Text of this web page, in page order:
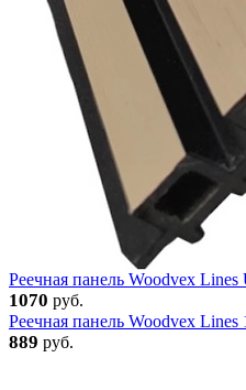
Реечная панель Woodvex
1070 руб.
Реечная панель Woodvex
889 руб.